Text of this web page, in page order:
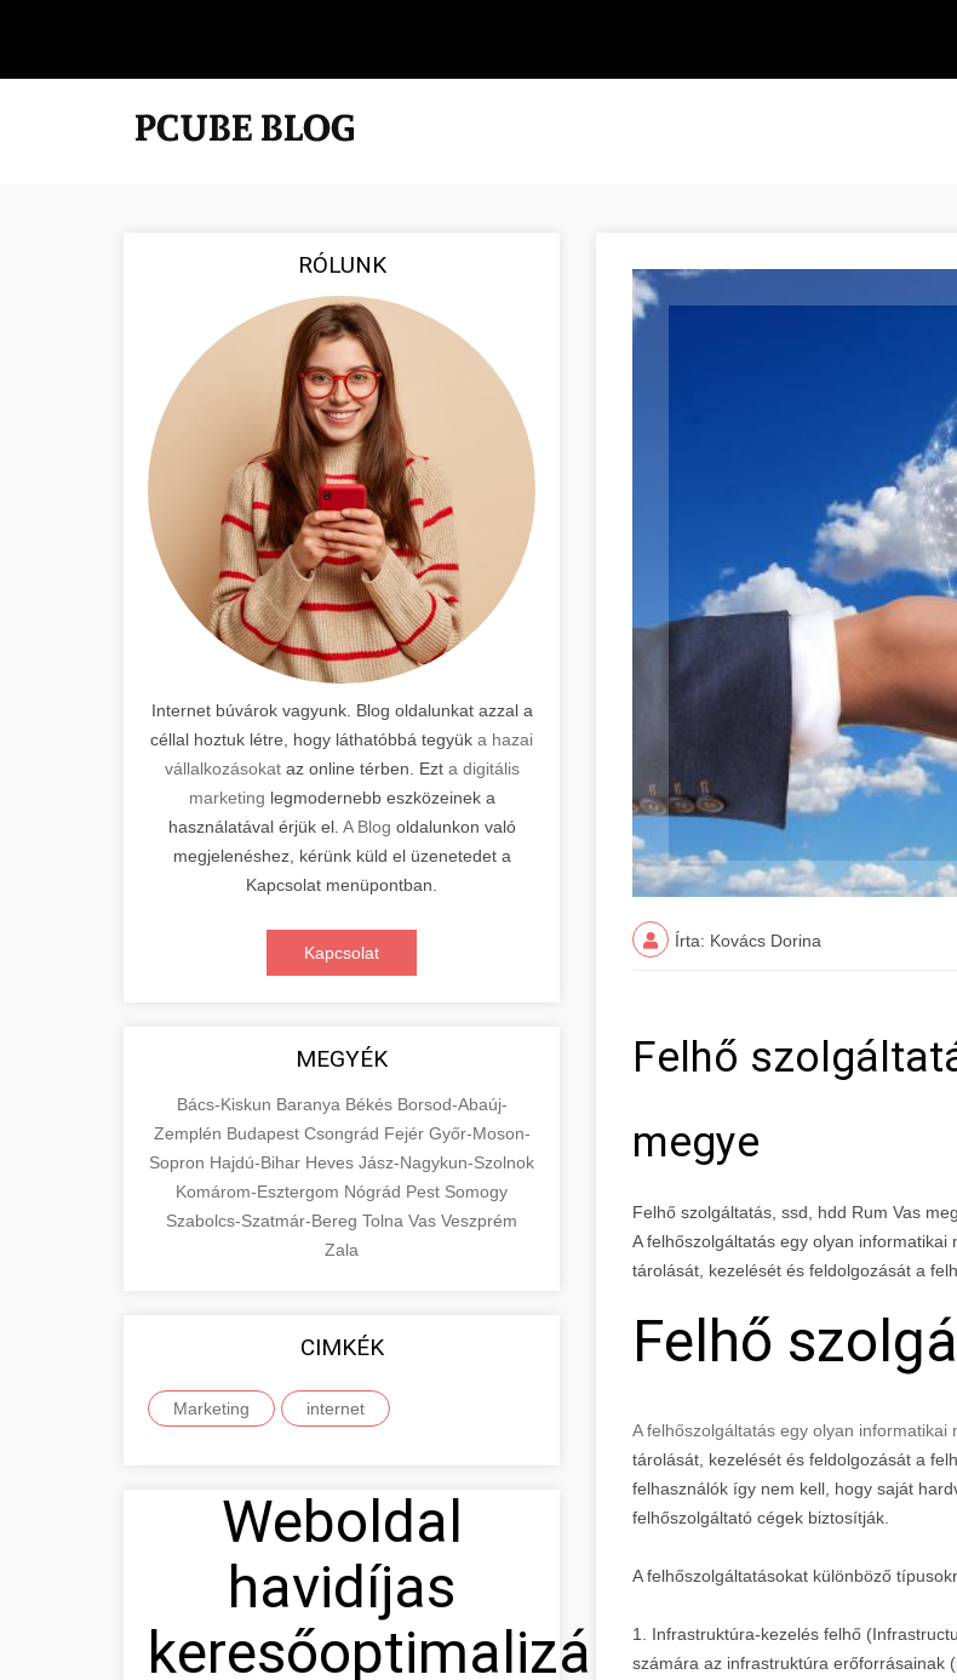
RÓLUNK
Internet búvárok vagyunk. Blog oldalunkat azzal a
céllal hoztuk létre, hogy láthatóbbá tegyük a hazai
vállalkozásokataz online térben. Ezt a digitális
marketing legmodernebb eszközeinek a
használatával érjük el. A Blog oldalunkon való
megjelenéshez, kérünk küld el üzenetedet a
Kapcsolat menüpontban.
Kapcsolat
MEGYÉK
Bács-Kiskun Baranya Békés Borsod-Abaúj-
Zemplén Budapest Csongrád Fejér Győr-Moson-
Sopron Hajdú-Bihar Heves Jász-Nagykun-Szolnok
Komárom-Esztergom Nógrád Pest Somogy
Szabolcs-Szatmár-Bereg Tolna Vas Veszprém
Zala
CIMKÉK
Marketing internet
Weboldal
havidíjas
keresőoptimalizálás
Írta: Kovács Dorina
Felhő
megye
Felhő szolgáltatás, ssd, hdd Rum Vas
A felhőszolgáltatás egy olyan
tárolását, kezelését és feldolgozását a
Felhő
A felhőszolgáltatás egy olyan informatikai
tárolását, kezelését és feldolgozását a
felhasználók így nem kell, hogy saját
felhőszolgáltató cégek biztosítják.
A felhőszolgáltatásokat különböző
1. Infrastruktúra-kezelés felhő
számára az infrastruktúra erőforrásainak